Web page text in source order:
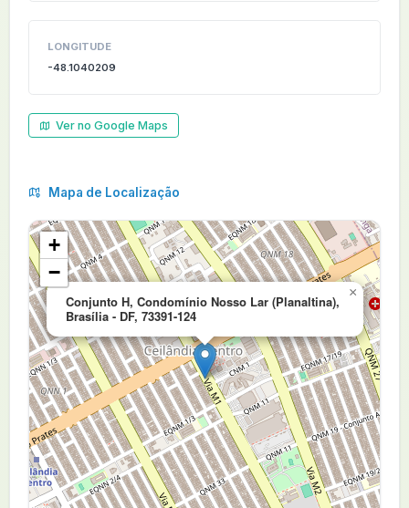
LONGITUDE
-48.1040209
Ver no Google Maps
Mapa de Localização
Conjunto H, Condomínio Nosso Lar (Planaltina),
Brasília - DF, 73391-124
×
+
−